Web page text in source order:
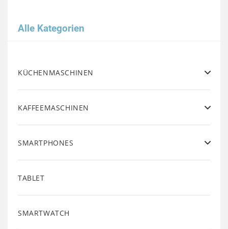
Alle Kategorien
KÜCHENMASCHINEN
KAFFEEMASCHINEN
SMARTPHONES
TABLET
SMARTWATCH